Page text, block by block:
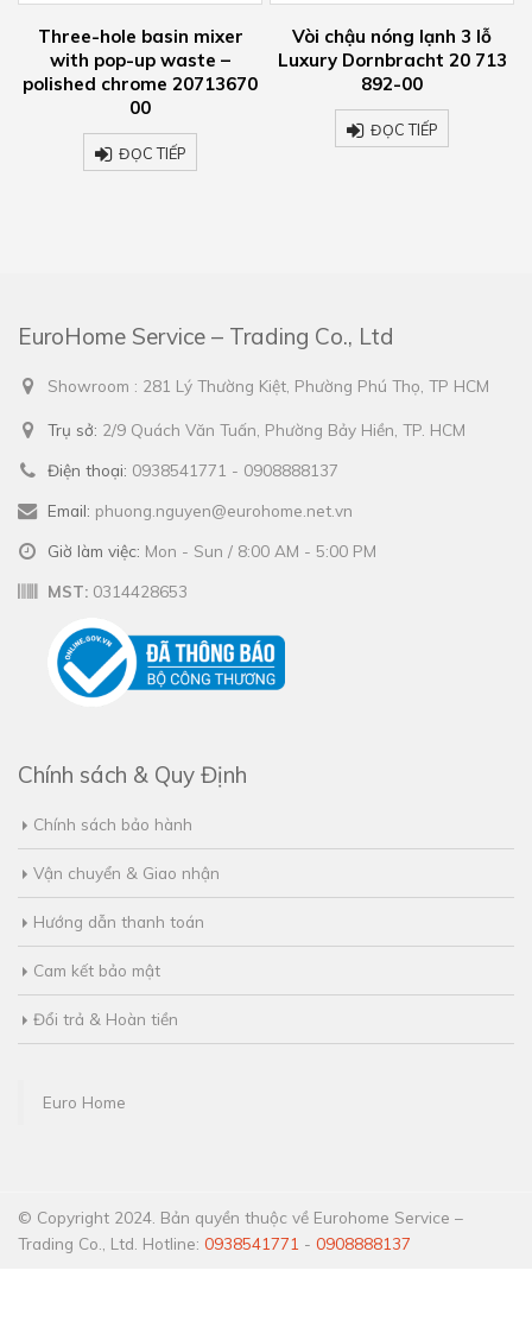
Vòi chậu nóng lạnh 3 lỗ
Luxury Dornbracht 20 713
892-00
ĐỌC TIẾP
Vòi chậu nóng lạnh 2 lỗ gắn
tường Luxury Dornbracht
ĐỌC TIẾP
EuroHome Service – Trading Co., Ltd
Showroom : 281 Lý Thường Kiệt, Phường Phú Thọ, TP HCM
Trụ sở: 2/9 Quách Văn Tuấn, Phường Bảy Hiền, TP. HCM
Điện thoại: 0938541771 - 0908888137
Email:
phuong.nguyen@eurohome.net.vn
Giờ làm việc:
Mon - Sun / 8:00 AM - 5:00 PM
MST: 0314428653
Chính sách & Quy Định
Chính sách bảo hành
Vận chuyển & Giao nhận
Hướng dẫn thanh toán
Cam kết bảo mật
Đổi trả & Hoàn tiền
Euro Home
© Copyright 2024. Bản quyền thuộc về Eurohome Service –
Trading Co., Ltd. Hotline:0938541771 0908888137